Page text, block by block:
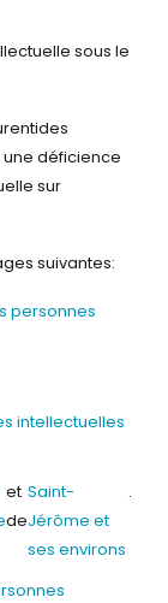
sous le
déficience
sur
suivantes:
personnes
intellectuelles
et
de
Saint-
Jérôme et
ses environs
.